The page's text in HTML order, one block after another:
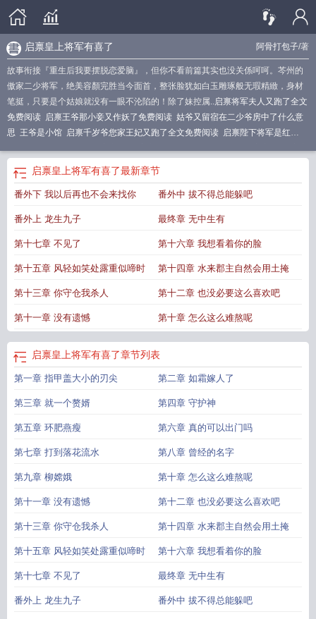
阿骨打包子/著
启禀皇上将军有喜了
故事衔接『重生后我要摆脱恋爱脑』，但你不看前篇其实也没关係呵呵。芩州的
傲家二少将军，绝美容顏完胜当今面首，整张脸犹如白玉雕琢般无瑕精緻，身材
笔挺，只要是个姑娘就没有一眼不沦陷的！除了妹控属..启禀将军夫人又跑了全文
免费阅读 启禀王爷那小妾又作妖了免费阅读 姑爷又留宿在二少爷房中了什么意
思 王爷是小馆 启禀千岁爷您家王妃又跑了全文免费阅读 启禀陛下将军是红
皇上将军有喜了
启禀公主将军要纳妾全文免费阅读
又留宿在二少爷房中了
启禀皇上将军有喜了最新章节
番外下 我以后再也不会来找你 番外中 拔不得总能躲吧
番外上 龙生九子 最终章 无中生有
第十七章 不见了 第十六章 我想看着你的脸
第十五章 风轻如笑处露重似啼时 第十四章 水来郡主自然会用土掩
第十三章 你守仓我杀人 第十二章 也没必要这么喜欢吧
第十一章 没有遗憾 第十章 怎么这么难熬呢
启禀皇上将军有喜了章节列表
第一章 指甲盖大小的刃尖 第二章 如霜嫁人了
第三章 就一个赘婿 第四章 守护神
第五章 环肥燕瘦 第六章 真的可以出门吗
第七章 打到落花流水 第八章 曾经的名字
第九章 柳嫦娥 第十章 怎么这么难熬呢
第十一章 没有遗憾 第十二章 也没必要这么喜欢吧
第十三章 你守仓我杀人 第十四章 水来郡主自然会用土掩
第十五章 风轻如笑处露重似啼时 第十六章 我想看着你的脸
第十七章 不见了 最终章 无中生有
番外上 龙生九子 番外中 拔不得总能躲吧